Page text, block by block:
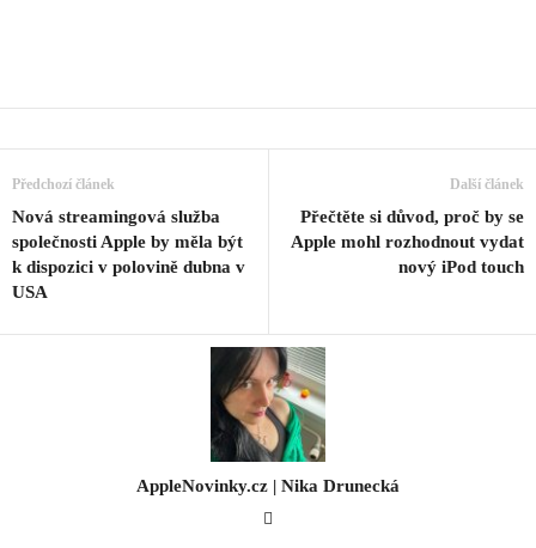
Předchozí článek
Nová streamingová služba
společnosti Apple by měla být
k dispozici v polovině dubna v
USA
Další článek
Přečtěte si důvod, proč by se
Apple mohl rozhodnout vydat
nový iPod touch
AppleNovinky.cz | Nika Drunecká